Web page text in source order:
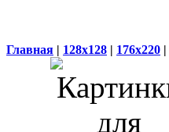
Главная | 128x128 | 176x220 |